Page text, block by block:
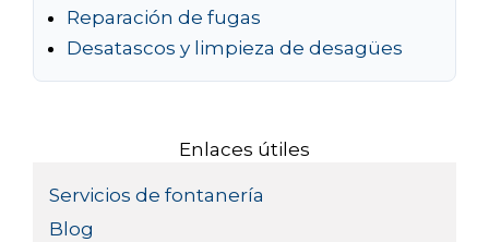
Reparación de fugas
Desatascos y limpieza de desagües
Enlaces útiles
Servicios de fontanería
Blog